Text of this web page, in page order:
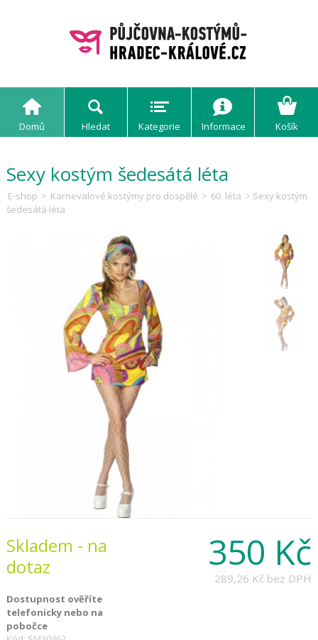
Domů Hledat Kategorie Informace Košík
Sexy kostým šedesátá léta
E-shop > Karnevalové kostýmy pro dospělé > 60. léta > Sexy kostým
šedesátá léta
350 Kč
289,26 Kč bez DPH
Skladem - na
dotaz
Dostupnost ověříte
telefonicky nebo na
pobočce